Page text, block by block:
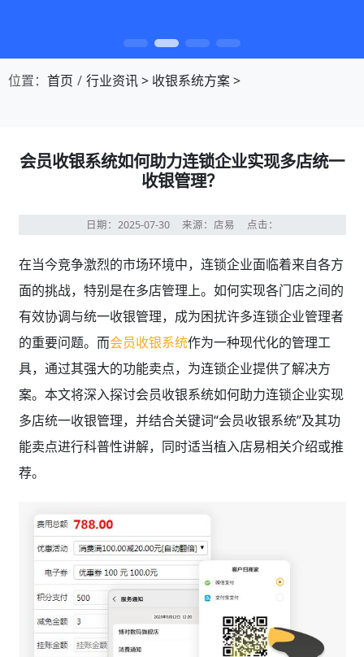
位置： 首页 行业资讯> 收银系统方案>
会员收银系统如何助力连锁企业实现多店统一
收银管理？
日期：2025-07-30 来源：店易 点击：
在当今竞争激烈的市场环境中，连锁企业面临着来自各方
面的挑战，特别是在多店管理上。如何实现各门店之间的
有效协调与统一收银管理，成为困扰许多连锁企业管理者
的重要问题。而会员收银系统作为一种现代化的管理工
具，通过其强大的功能卖点，为连锁企业提供了解决方
案。本文将深入探讨会员收银系统如何助力连锁企业实现
多店统一收银管理，并结合关键词“会员收银系统”及其功
能卖点进行科普性讲解，同时适当植入店易相关介绍或推
荐。